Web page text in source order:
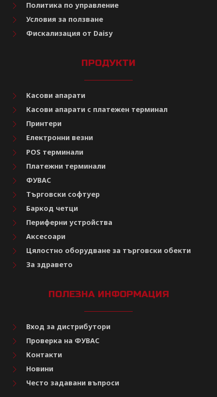
Политика по управление
Условия за ползване
Фискализация от Daisy
ПРОДУКТИ
Касови апарати
Касови апарати с платежен терминал
Принтери
Електронни везни
POS терминали
Платежни терминали
ФУВАС
Търговски софтуер
Баркод четци
Периферни устройства
Аксесоари
Цялостно оборудване за търговски обекти
За здравето
ПОЛЕЗНА ИНФОРМАЦИЯ
Вход за дистрибутори
Проверка на ФУВАС
Контакти
Новини
Често задавани въпроси